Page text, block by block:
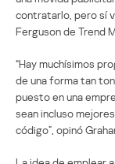
contratarlo, pero sí
Ferguson de Trend
“Hay muchísimos
de una forma tan
puesto en una
sean incluso
código”, opinó